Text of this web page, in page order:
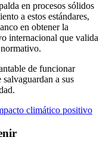
en procesos sólidos
a estos estándares,
en obtener la
internacional que valida
de funcionar
a sus
climático positivo